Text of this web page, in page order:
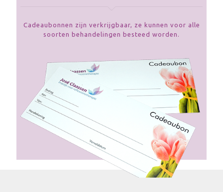
Cadeaubonnen zijn verkrijgbaar, ze kunnen voor alle
soorten behandelingen besteed worden.